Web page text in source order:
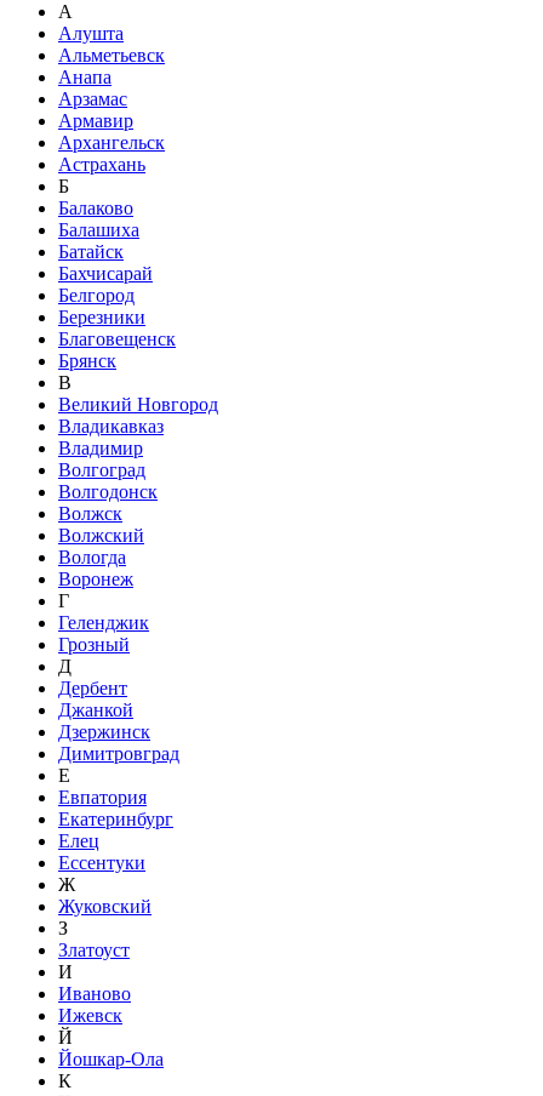
А
Алушта
Альметьевск
Анапа
Арзамас
Армавир
Архангельск
Астрахань
Б
Балаково
Балашиха
Батайск
Бахчисарай
Белгород
Березники
Благовещенск
Брянск
В
Великий Новгород
Владикавказ
Владимир
Волгоград
Волгодонск
Волжск
Волжский
Вологда
Воронеж
Г
Геленджик
Грозный
Д
Дербент
Джанкой
Дзержинск
Димитровград
Е
Евпатория
Екатеринбург
Елец
Ессентуки
Ж
Жуковский
З
Златоуст
И
Иваново
Ижевск
Й
Йошкар-Ола
К